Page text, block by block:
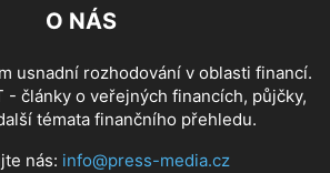
O NÁS
usnadní rozhodování v oblasti financí.
- články o veřejných financích, půjčky,
témata finančního přehledu.
nás: info@press-media.cz